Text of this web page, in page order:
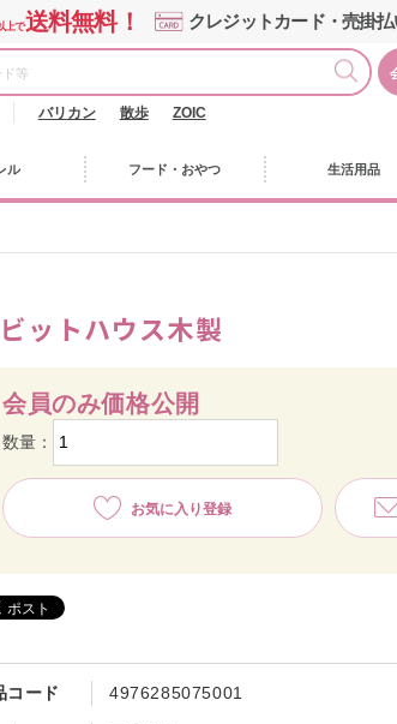
上で送料無料！ クレジットカード・売掛
バリカン 散歩 ZOIC
ル フード・おやつ 生活用品
ットハウス木製
コード 4976285075001
会員のみ価格公開
数量：
お気に入り登録